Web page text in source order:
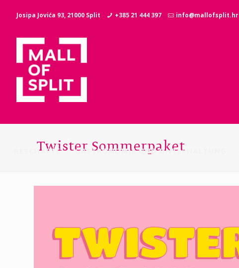
Josipa Jovića 93, 21000 Split +385 21 444 397 info@mallofsplit.hr
GESCHÄFTE GASTRONOMIE UND UNTERHALTUNG
Twister Sommerpaket